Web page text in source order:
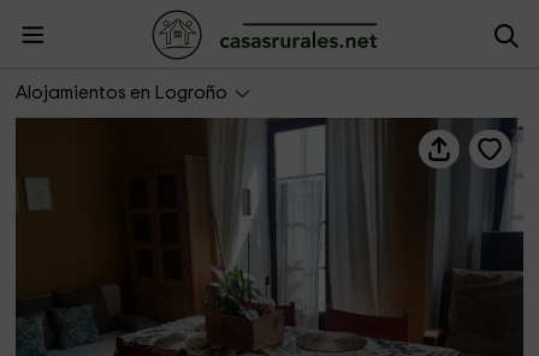
Alojamientos en Logroño
El Rincón de la Mayor - Apartamentos El Rincón